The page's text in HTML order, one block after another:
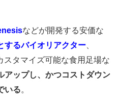
などが開発する安価な
するバイオリアクター
スタマイズ可能な食用足場な
アップし、かつコストダウン
いる。